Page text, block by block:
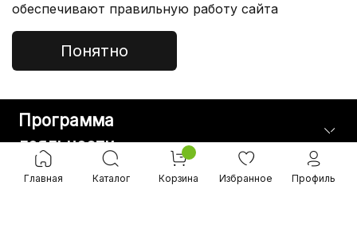
Покупателям
Служба Поддержки
Программа
лояльности
Главная Каталог Корзина Избранное Профиль
обеспечивают правильную работу сайта
Понятно